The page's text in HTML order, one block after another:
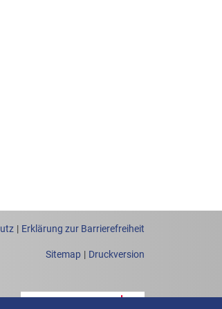
Erklärung zur Barrierefreiheit
Sitemap Druckversion